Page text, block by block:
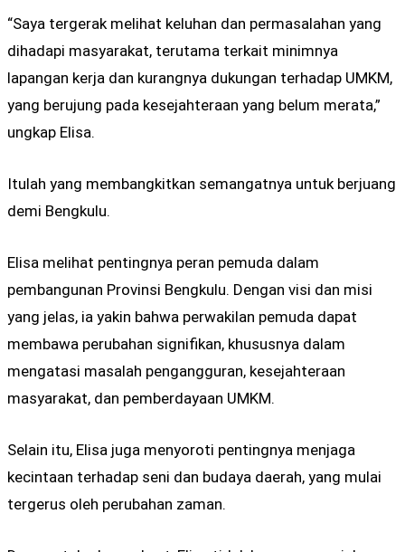
“Saya tergerak melihat keluhan dan permasalahan yang
dihadapi masyarakat, terutama terkait minimnya
lapangan kerja dan kurangnya dukungan terhadap UMKM,
yang berujung pada kesejahteraan yang belum merata,”
ungkap Elisa.
Itulah yang membangkitkan semangatnya untuk berjuang
demi Bengkulu.
Elisa melihat pentingnya peran pemuda dalam
pembangunan Provinsi Bengkulu. Dengan visi dan misi
yang jelas, ia yakin bahwa perwakilan pemuda dapat
membawa perubahan signifikan, khususnya dalam
mengatasi masalah pengangguran, kesejahteraan
masyarakat, dan pemberdayaan UMKM.
Selain itu, Elisa juga menyoroti pentingnya menjaga
kecintaan terhadap seni dan budaya daerah, yang mulai
tergerus oleh perubahan zaman.